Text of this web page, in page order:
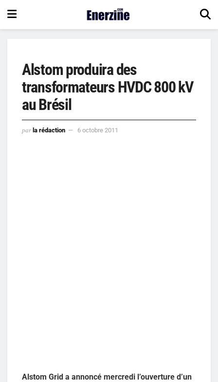
Alstom produira des
transformateurs HVDC 800 kV
au Brésil
par la rédaction 6 octobre 2011
Alstom Grid a annoncé mercredi l’ouverture d’un